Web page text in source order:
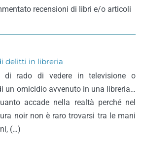
recensioni di libri e/o articoli
delitti in libreria
di rado di vedere in televisione o
un omicidio avvenuto in una libreria…
accade nella realtà perché nel
noir non è raro trovarsi tra le mani
(…)